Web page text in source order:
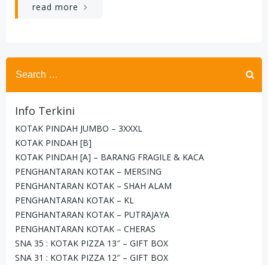
read more
Search
for:
Info Terkini
KOTAK PINDAH JUMBO – 3XXXL
KOTAK PINDAH [B]
KOTAK PINDAH [A] – BARANG FRAGILE & KACA
PENGHANTARAN KOTAK – MERSING
PENGHANTARAN KOTAK – SHAH ALAM
PENGHANTARAN KOTAK – KL
PENGHANTARAN KOTAK – PUTRAJAYA
PENGHANTARAN KOTAK – CHERAS
SNA 35 : KOTAK PIZZA 13″ – GIFT BOX
SNA 31 : KOTAK PIZZA 12″ – GIFT BOX